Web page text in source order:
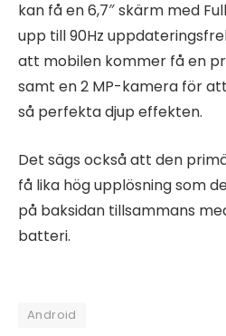
kan få en 6,7″ skärm med
upp till 90Hz
att mobilen kommer få en
samt en 2 MP-kamera för
så perfekta djup effekten.
Det sägs också att den
få lika hög upplösning som
på baksidan tillsammans
batteri.
Android